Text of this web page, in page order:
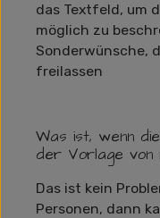
das Textfeld, um
möglich zu
Sonderwünsche,
freilassen
Was ist, wenn
der Vorlage von
Das ist kein
Personen, dann